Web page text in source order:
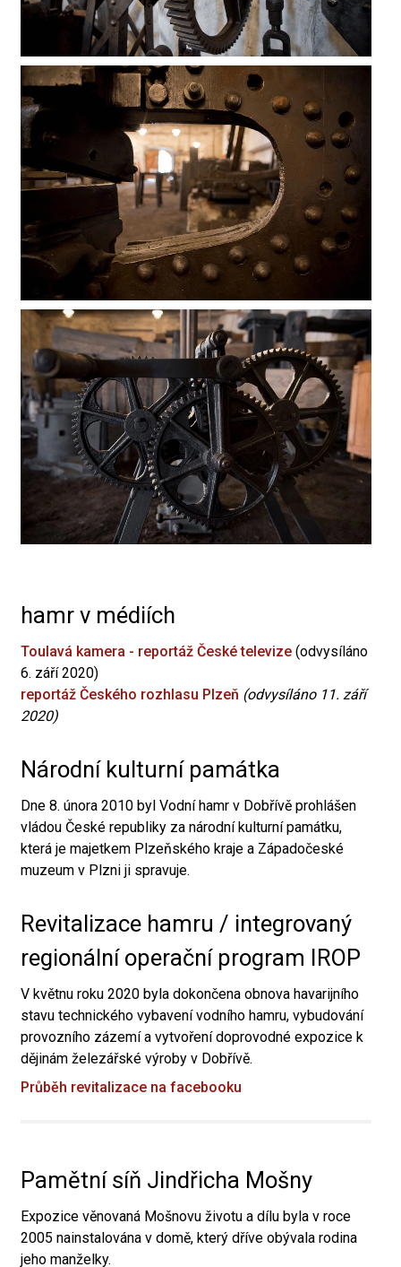
hamr v médiích
Toulavá kamera - reportáž České televize (odvysíláno
6. září 2020)
reportáž Českého rozhlasu Plzeň (odvysíláno 11. září
2020)
Národní kulturní památka
Dne 8. února 2010 byl Vodní hamr v Dobřívě prohlášen
vládou České republiky za národní kulturní památku,
která je majetkem Plzeňského kraje a Západočeské
muzeum v Plzni ji spravuje.
Revitalizace hamru / integrovaný
regionální operační program IROP
V květnu roku 2020 byla dokončena obnova havarijního
stavu technického vybavení vodního hamru, vybudování
provozního zázemí a vytvoření doprovodné expozice k
dějinám železářské výroby v Dobřívě.
Průběh revitalizace na facebooku
Pamětní síň Jindřicha Mošny
Expozice věnovaná Mošnovu životu a dílu byla v roce
2005 nainstalována v domě, který dříve obývala rodina
jeho manželky.